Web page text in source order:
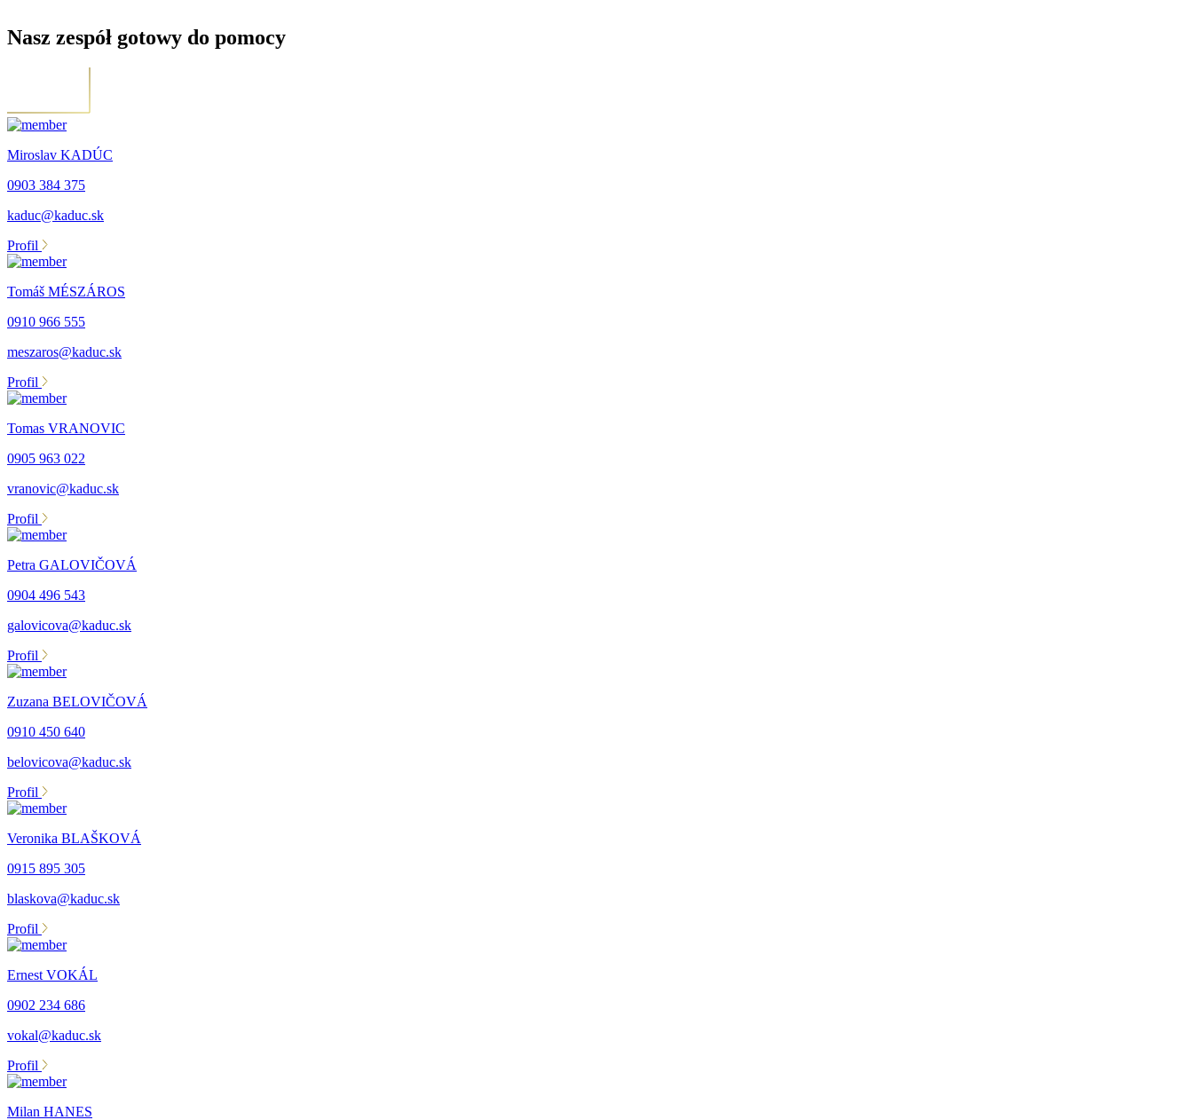
Nasz zespół gotowy do pomocy
Miroslav KADÚC
0903 384 375
kaduc@kaduc.sk
Profil
Tomáš MÉSZÁROS
0910 966 555
meszaros@kaduc.sk
Profil
Tomas VRANOVIC
0905 963 022
vranovic@kaduc.sk
Profil
Petra GALOVIČOVÁ
0904 496 543
galovicova@kaduc.sk
Profil
Zuzana BELOVIČOVÁ
0910 450 640
belovicova@kaduc.sk
Profil
Veronika BLAŠKOVÁ
0915 895 305
blaskova@kaduc.sk
Profil
Ernest VOKÁL
0902 234 686
vokal@kaduc.sk
Profil
Milan HANES